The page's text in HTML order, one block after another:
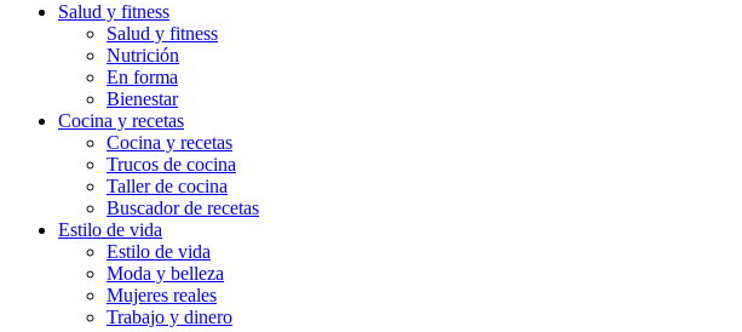
Salud y fitness
Salud y fitness
Nutrición
En forma
Bienestar
Cocina y recetas
Cocina y recetas
Trucos de cocina
Taller de cocina
Buscador de recetas
Estilo de vida
Estilo de vida
Moda y belleza
Mujeres reales
Trabajo y dinero